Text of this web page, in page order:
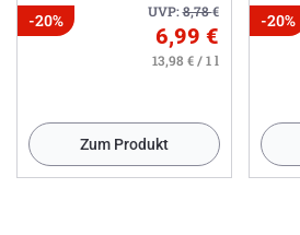
UVP:8,78€
-20%
6,99 €
13,98 € / 1 l
Zum Produkt
-20%